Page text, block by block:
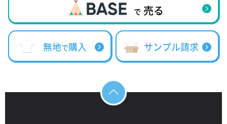
で 売る
無地で購入 サンプル請求